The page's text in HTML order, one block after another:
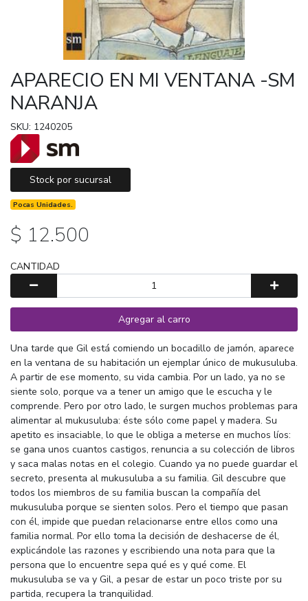
APARECIO EN MI VENTANA -SM
NARANJA
SKU: 1240205
Stock por sucursal
Pocas Unidades.
$ 12.500
CANTIDAD
Agregar al carro
Una tarde que Gil está comiendo un bocadillo de jamón, aparece
en la ventana de su habitación un ejemplar único de mukusuluba.
A partir de ese momento, su vida cambia. Por un lado, ya no se
siente solo, porque va a tener un amigo que le escucha y le
comprende. Pero por otro lado, le surgen muchos problemas para
alimentar al mukusuluba: éste sólo come papel y madera. Su
apetito es insaciable, lo que le obliga a meterse en muchos líos:
se gana unos cuantos castigos, renuncia a su colección de libros
y saca malas notas en el colegio. Cuando ya no puede guardar el
secreto, presenta al mukusuluba a su familia. Gil descubre que
todos los miembros de su familia buscan la compañía del
mukusuluba porque se sienten solos. Pero el tiempo que pasan
con él, impide que puedan relacionarse entre ellos como una
familia normal. Por ello toma la decisión de deshacerse de él,
explicándole las razones y escribiendo una nota para que la
persona que lo encuentre sepa qué es y qué come. El
mukusuluba se va y Gil, a pesar de estar un poco triste por su
partida, recupera la tranquilidad.